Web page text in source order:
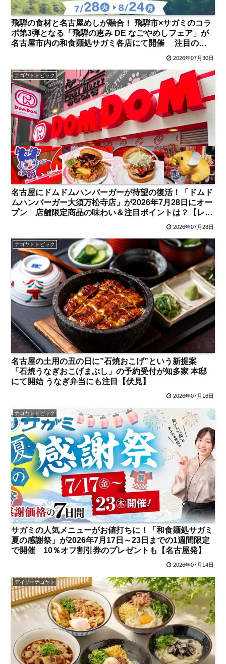
飛騨の食材と名古屋めしが融合！ 飛騨市×サガミのコラ
ボ第3弾となる「飛騨の恵み DE なごやめしフェア」が
名古屋市内の和食麺処サガミ各店にて開催 注目のコ
2026年07月30日
ナゴヤトトピック
名古屋にドムドムハンバーガーが待望の復活！「ドムド
ムハンバーガー大須万松寺店」が2026年7月28日にオー
プン 店舗限定商品の味わい＆注目ポイントは？【レポ
2026年07月28日
ナゴヤトトピック
名古屋の土用の丑の日に”石焼おこげ”という新提案
「石焼うなぎおこげまぶし」の予約受付が知多家 本邸
にて開始 うなぎ弁当にも注目【伏見】
2026年07月16日
ナゴヤトトピック
サガミの人気メニューがお値打ちに！「和食麺処サガミ
夏の感謝祭」が2026年7月17日～23日までの1週間限定
で開催 10％オフ割引券のプレゼントも【名古屋発】
2026年07月14日
デイリーナゴヤト